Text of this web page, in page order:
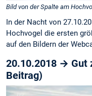
Bild von der Spalte am
In der Nacht von
Hochvogel die ersten
auf den Bildern der
20.10.2018 → Gut
Beitrag)